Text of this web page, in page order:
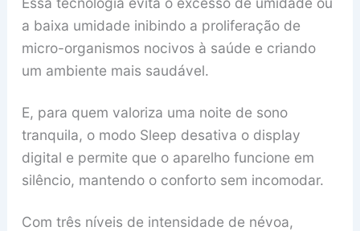
a baixa umidade inibindo a proliferação de
micro-organismos nocivos à saúde e criando
um ambiente mais saudável.
E, para quem valoriza uma noite de sono
tranquila, o modo Sleep desativa o display
digital e permite que o aparelho funcione em
silêncio, mantendo o conforto sem incomodar.
Com três níveis de intensidade de névoa,